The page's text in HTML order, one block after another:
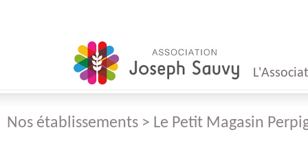
Nos établissements > Le Petit Magasin